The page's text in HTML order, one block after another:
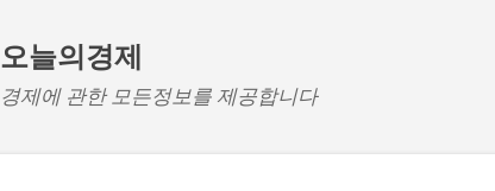
오늘의경제
경제에 관한 모든정보를 제공합니다